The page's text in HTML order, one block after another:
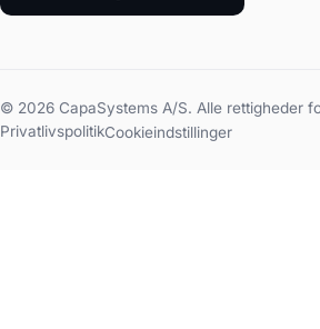
© 2026 CapaSystems A/S. Alle rettigheder
PrivatlivspolitikCookieindstillinger